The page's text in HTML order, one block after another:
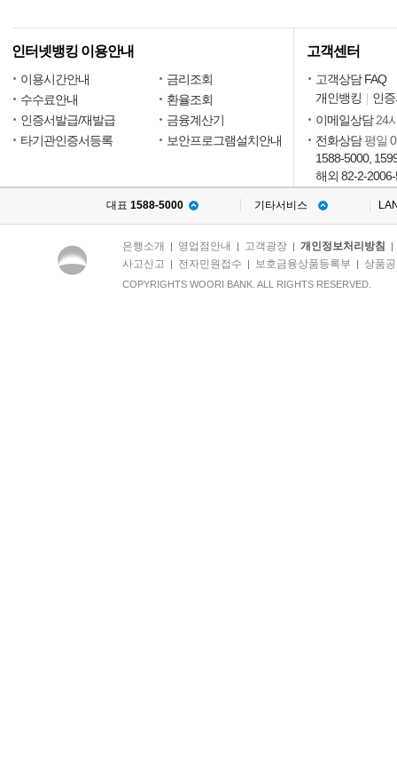
인터넷뱅킹 이용안내
이용시간안내
금리조회
수수료안내
환율조회
인증서발급/재발급
금융계산기
타기관인증서등록
보안프로그램설치안내
고객센터
고객상담 FAQ
개인뱅킹
인
이메일상담24
전화상담평일
1588-5000,
해외 82-2-
대표 1588-5000 기타서비스
은행소개 영업점안내 고객광장| 개인정보처리방침
사고신고 전자민원접수 보호금융상품등록부 상품
COPYRIGHTS WOORI BANK. ALL RIGHTS RESERVED.